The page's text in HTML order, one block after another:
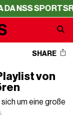
SPORTS
SHARE
von
um eine große